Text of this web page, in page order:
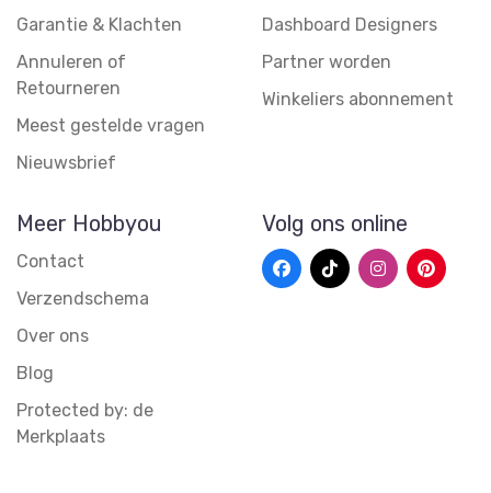
Garantie & Klachten
Annuleren of
Retourneren
Meest gestelde vragen
Nieuwsbrief
Dashboard Designers
Partner worden
Winkeliers abonnement
Meer Hobbyou
Contact
Verzendschema
Over ons
Blog
Protected by: de
Merkplaats
Volg ons online